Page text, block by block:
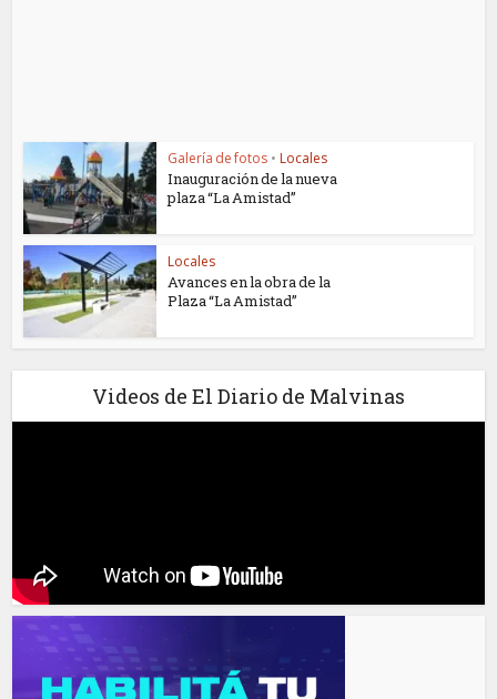
Galería de fotos • Locales
Inauguración de la nueva
plaza “La Amistad”
Locales
Avances en la obra de la
Plaza “La Amistad”
Videos de El Diario de Malvinas